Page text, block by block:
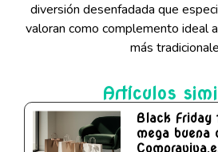
diversión desenfadada que
valoran como complemento ideal
más
Artículos
Black Friday
mega buena